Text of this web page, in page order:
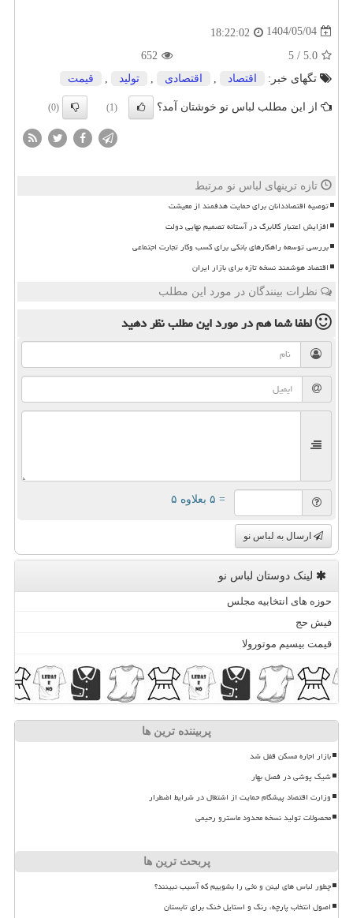
1404/05/04
18:22:02
5.0
/
5
652
تگهای خبر:
اقتصاد اقتصادی تولید قیمت
از این مطلب لباس نو خوشتان آمد؟ (1)
(0)
تازه ترینهای لباس نو مرتبط
توصیه اقتصاددانان برای حمایت هدفمند از معیشت
افزایش اعتبار کالابرگ در آستانه تصمیم نهایی دولت
بررسی توسعه راهکارهای بانکی برای کسب وکار تجارت اجتماعی
اقتصاد هوشمند نسخه تازه برای بازار ایران
نظرات بینندگان در مورد این مطلب
لطفا شما همدر مورد این مطلبنظر دهید
= ۵ بعلاوه ۵
ارسال به لباس نو
لینک دوستان لباس نو
حوزه های انتخابیه مجلس
فیش حج
قیمت بیسیم موتورولا
پربیننده ترین ها
بازار اجاره مسکن قفل شد
شیک پوشی در فصل بهار
وزارت اقتصاد پیشگام حمایت از اشتغال در شرایط اضطرار
محصولات تولید نسخه محدود ماسترو رحیمی
پربحث ترین ها
چطور لباس های لینن و نخی را بشوییم که آسیب نبینند؟
اصول انتخاب پارچه، رنگ و استایل خنک برای تابستان